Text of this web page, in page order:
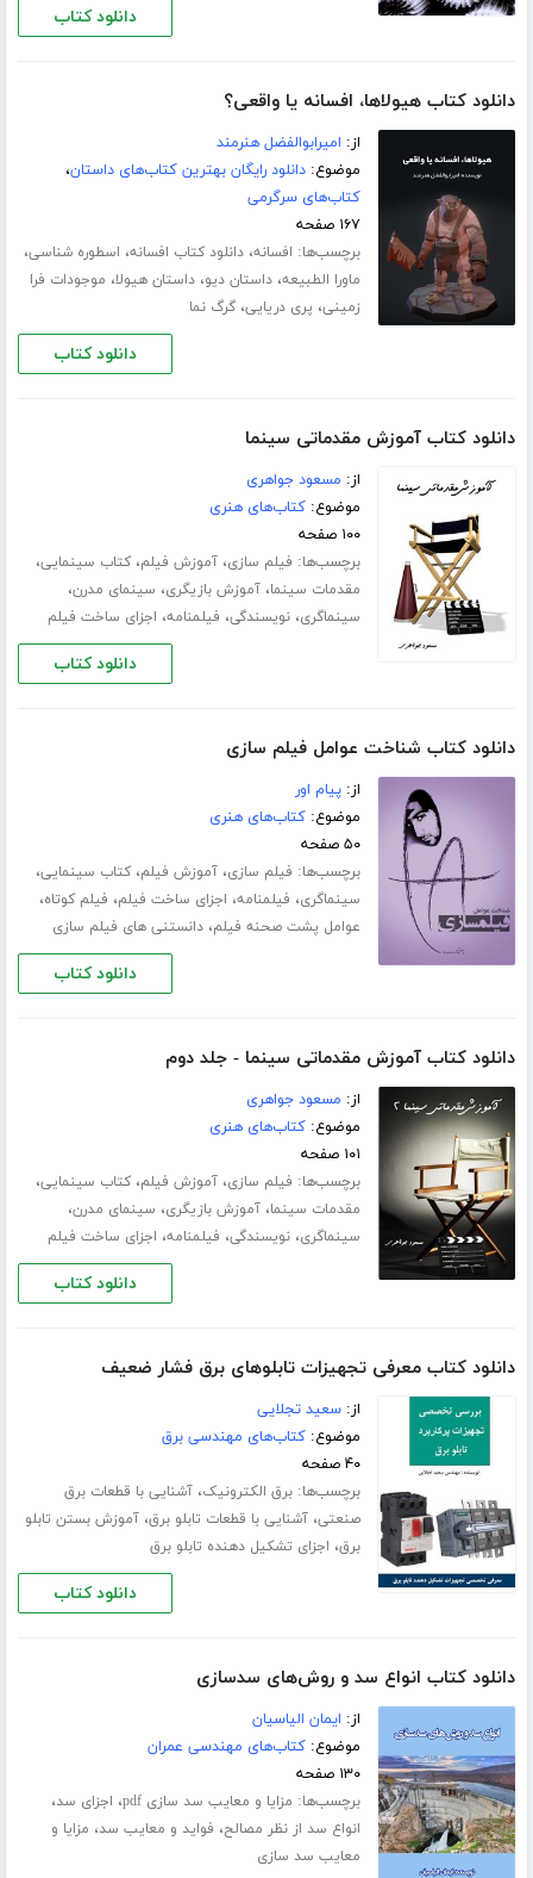
دانلود کتاب
دانلود کتاب هیولاها، افسانه یا واقعی؟
از: امیرابوالفضل هنرمند
موضوع:دانلود رایگان بهترین کتاب‌های داستان،
کتاب‌های سرگرمی
۱۶۷ صفحه
برچسب‌ها: افسانه،دانلود کتاب افسانه، اسطوره شناسی،
ماورا الطبیعه،داستان دیو،داستان هیولا، موجودات فرا
زمینی، پری دریایی،گرگ نما
دانلود کتاب
دانلود کتاب آموزش مقدماتی سینما
از: مسعود جواهری
موضوع:کتاب‌های هنری
۱۰۰ صفحه
برچسب‌ها: فیلم سازی،آموزش فیلم،کتاب سینمایی،
مقدمات سینما،آموزش بازیگری، سینمای مدرن،
سینماگری،نویسندگی، فیلمنامه، اجزای ساخت فیلم
دانلود کتاب
دانلود کتاب شناخت عوامل فیلم سازی
از:پیام اور
موضوع:کتاب‌های هنری
۵۰ صفحه
برچسب‌ها: فیلم سازی،آموزش فیلم،کتاب سینمایی،
سینماگری، فیلمنامه، اجزای ساخت فیلم، فیلم کوتاه،
عوامل پشت صحنه فیلم،دانستنی های فیلم سازی
دانلود کتاب
دانلود کتاب آموزش مقدماتی سینما - جلد دوم
از: مسعود جواهری
موضوع:کتاب‌های هنری
۱۰۱ صفحه
برچسب‌ها: فیلم سازی،آموزش فیلم،کتاب سینمایی،
مقدمات سینما،آموزش بازیگری، سینمای مدرن،
سینماگری،نویسندگی، فیلمنامه، اجزای ساخت فیلم
دانلود کتاب
دانلود کتاب معرفی تجهیزات تابلوهای برق فشار ضعیف
از:سعید تجلایی
موضوع:کتاب‌های مهندسی برق
۴۰ صفحه
برچسب‌ها:برق الکترونیک،آشنایی با قطعات برق
صنعتی،آشنایی با قطعات تابلو برق،آموزش بستن تابلو
برق، اجزای تشکیل دهنده تابلو برق
دانلود کتاب
دانلود کتاب انواع سد و روش‌های سدسازی
از: ایمان الیاسیان
موضوع:کتاب‌های مهندسی عمران
۱۳۰ صفحه
برچسب‌ها: مزایا و معایب سد سازی pdf ، اجزای سد،
انواع سد از نظر مصالح، فواید و معایب سد، مزایا و
معایب سد سازی